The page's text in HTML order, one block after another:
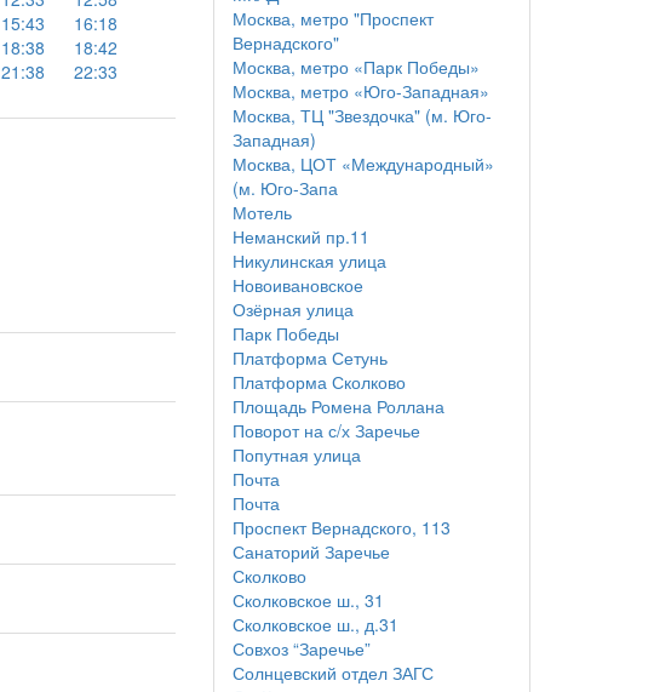
15:43
16:18
18:38
18:42
21:38
22:33
Москва, метро "Проспект
Вернадского"
Москва, метро «Парк Победы»
Москва, метро «Юго-Западная»
Москва, ТЦ "Звездочка" (м. Юго-
Западная)
Москва, ЦОТ «Международный»
(м. Юго-Запа
Мотель
Неманский пр.11
Никулинская улица
Новоивановское
Озёрная улица
Парк Победы
Платформа Сетунь
Платформа Сколково
Площадь Ромена Роллана
Поворот на с/х Заречье
Попутная улица
Почта
Почта
Проспект Вернадского, 113
Санаторий Заречье
Сколково
Сколковское ш., 31
Сколковское ш., д.31
Совхоз “Заречье”
Солнцевский отдел ЗАГС